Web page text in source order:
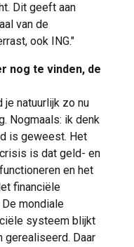
Dit geeft aan
van de
ook ING."
nog te vinden, de
natuurlijk zo nu
Nogmaals: ik denk
is geweest. Het
is dat geld- en
en het
financiële
mondiale
systeem blijkt
gerealiseerd. Daar